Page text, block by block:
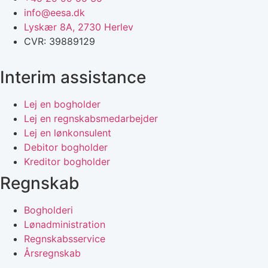
info@eesa.dk
Lyskær 8A, 2730 Herlev
CVR: 39889129
Interim assistance
Lej en bogholder
Lej en regnskabsmedarbejder
Lej en lønkonsulent
Debitor bogholder
Kreditor bogholder
Regnskab
Bogholderi
Lønadministration
Regnskabsservice
Årsregnskab